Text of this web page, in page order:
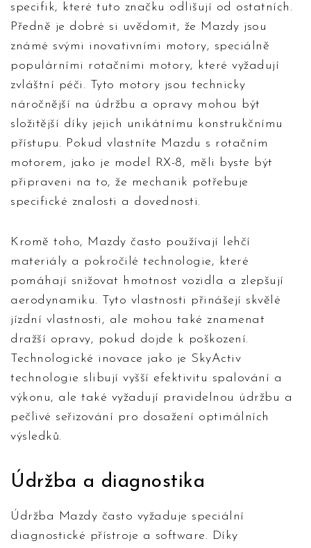
specifik, které tuto značku odlišují od ostatních.
Předně je dobré si uvědomit, že Mazdy jsou
známé svými inovativními motory, speciálně
populárními rotačními motory, které vyžadují
zvláštní péči. Tyto motory jsou technicky
náročnější na údržbu a opravy mohou být
složitější díky jejich unikátnímu konstrukčnímu
přístupu. Pokud vlastníte Mazdu s rotačním
motorem, jako je model RX-8, měli byste být
připraveni na to, že mechanik potřebuje
specifické znalosti a dovednosti.
Kromě toho, Mazdy často používají lehčí
materiály a pokročilé technologie, které
pomáhají snižovat hmotnost vozidla a zlepšují
aerodynamiku. Tyto vlastnosti přinášejí skvělé
jízdní vlastnosti, ale mohou také znamenat
dražší opravy, pokud dojde k poškození.
Technologické inovace jako je SkyActiv
technologie slibují vyšší efektivitu spalování a
výkonu, ale také vyžadují pravidelnou údržbu a
pečlivé seřizování pro dosažení optimálních
výsledků.
Údržba a diagnostika
Údržba Mazdy často vyžaduje speciální
diagnostické přístroje a software. Díky